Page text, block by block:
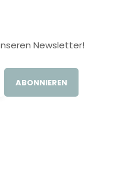
Newsletter!
ABONNIEREN